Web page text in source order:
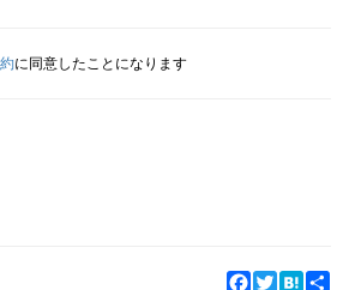
に同意したことになります
Facebook
TwitterHatena